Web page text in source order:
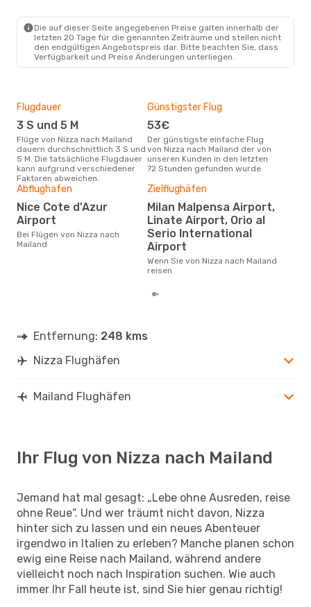
Die auf dieser Seite angegebenen Preise galten innerhalb der
letzten 20 Tage für die genannten Zeiträume und stellen nicht
den endgültigen Angebotspreis dar. Bitte beachten Sie, dass
Verfügbarkeit und Preise Änderungen unterliegen.
Flugdauer
3 S und 5 M
Flüge von Nizza nach Mailand
dauern durchschnittlich 3 S und
5 M. Die tatsächliche Flugdauer
kann aufgrund verschiedener
Faktoren abweichen.
Günstigster Flug
53€
Der günstigste einfache Flug
von Nizza nach Mailand der von
unseren Kunden in den letzten
72 Stunden gefunden wurde
Abflughafen
Nice Cote d'Azur
Airport
Bei Flügen von Nizza nach
Mailand
Zielflughäfen
Milan Malpensa Airport,
Linate Airport, Orio al
Serio International
Airport
Wenn Sie von Nizza nach Mailand
reisen
Entfernung: 248 kms
Nizza Flughäfen
Mailand Flughäfen
Ihr Flug von Nizza nach Mailand
Jemand hat mal gesagt: „Lebe ohne Ausreden, reise
ohne Reue“. Und wer träumt nicht davon, Nizza
hinter sich zu lassen und ein neues Abenteuer
irgendwo in Italien zu erleben? Manche planen schon
ewig eine Reise nach Mailand, während andere
vielleicht noch nach Inspiration suchen. Wie auch
immer Ihr Fall heute ist, sind Sie hier genau richtig!